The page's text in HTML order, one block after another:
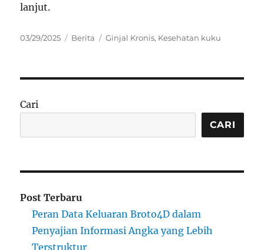
lanjut.
Posted
03/29/2025 Categories
Berita Tags
Ginjal Kronis, Kesehatan kuku
Cari
CARI
Post Terbaru
Peran Data Keluaran Broto4D dalam
Penyajian Informasi Angka yang Lebih
Terstruktur